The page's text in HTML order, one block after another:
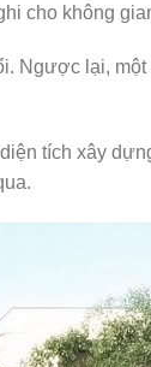
cho không
Ngược lại,
tích xây